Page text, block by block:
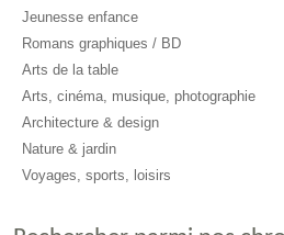
Jeunesse enfance
Romans graphiques / BD
Arts de la table
Arts, cinéma, musique, photographie
Architecture & design
Nature & jardin
Voyages, sports, loisirs